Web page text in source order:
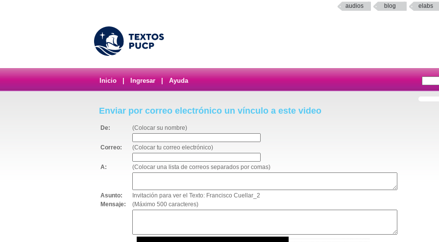
audios blog elabs
Inicio Ingresar Ayuda
Enviar por correo electrónico un vínculo a este video
De: (Colocar su nombre)
Correo: (Colocar tu correo electrónico)
A: (Colocar una lista de correos separados por comas)
Asunto:
Invitación para ver el Texto: Francisco Cuellar_2
Mensaje:
(Máximo 500 caracteres)